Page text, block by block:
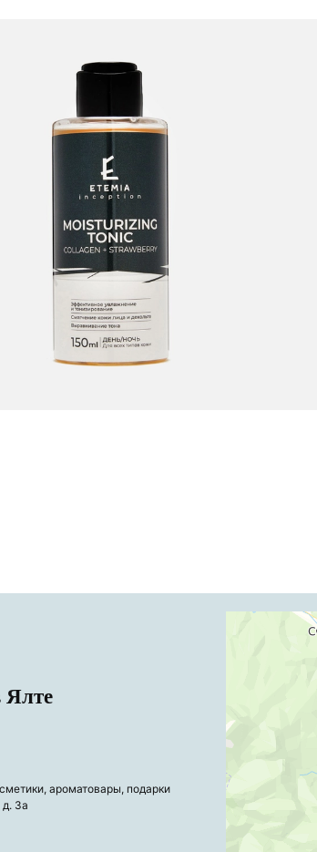
Ялте
ароматовары, подарки
д. 3а